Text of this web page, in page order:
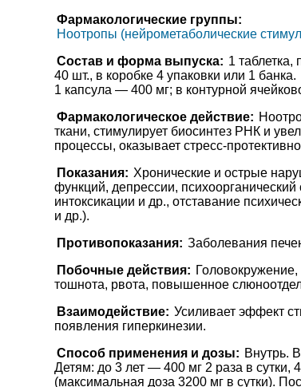
Фармакологические группы:
Ноотропы (нейрометаболические
Состав и форма выпуска: 1
40 шт., в коробке 4 упаковки или 1 банка.
1 капсула — 400 мг; в контурной
Фармакологическое действие:
ткани, стимулирует биосинтез РНК и
процессы, оказывает стресс-
Показания: Хронические и острые
функций, депрессии,
интоксикации и др., отставание
и др.).
Противопоказания: Заболевания
Побочные действия: Головокружение,
тошнота, рвота, повышенное
Взаимодействие: Усиливает эффект
появления гиперкинезии.
Способ применения и дозы: Внутрь.
Детям: до 3 лет — 400 мг 2 раза в сутки,
(максимальная доза 3200 мг в сутки).